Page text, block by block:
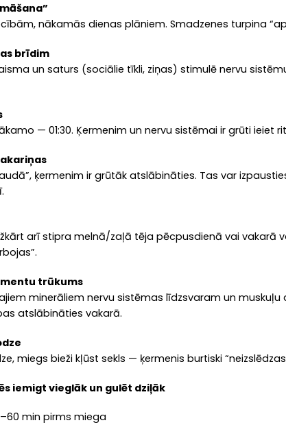
nākamās dienas plāniem. Smadzenes turpina
brīdim
un saturs (sociālie tīkli, ziņas) stimulē nervu
— 01:30. Ķermenim un nervu sistēmai ir grūti
ķermenim ir grūtāk atslābināties. Tas var
arī stipra melnā/zaļā tēja pēcpusdienā vai vakarā
trūkums
minerāliem nervu sistēmas līdzsvaram un
atslābināties vakarā.
miegs bieži kļūst sekls — ķermenis burtiski
iemigt vieglāk un gulēt dziļāk
min pirms miega